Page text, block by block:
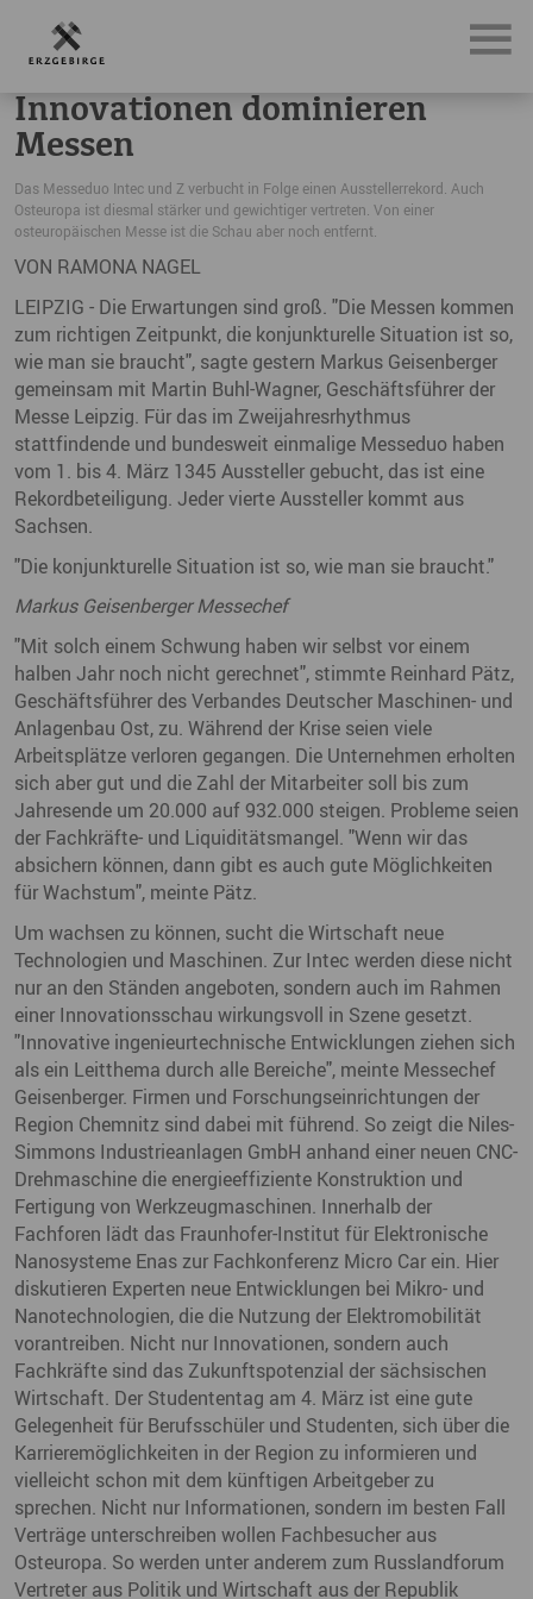
News, Neuigkeiten & Nachrichten aus dem Erzgebirge
Innovationen dominieren
Messen
Das Messeduo Intec und Z verbucht in Folge einen Ausstellerrekord. Auch
Osteuropa ist diesmal stärker und gewichtiger vertreten. Von einer
osteuropäischen Messe ist die Schau aber noch entfernt.
VON RAMONA NAGEL
LEIPZIG - Die Erwartungen sind groß. "Die Messen kommen
zum richtigen Zeitpunkt, die konjunkturelle Situation ist so,
wie man sie braucht", sagte gestern Markus Geisenberger
gemeinsam mit Martin Buhl-Wagner, Geschäftsführer der
Messe Leipzig. Für das im Zweijahresrhythmus
stattfindende und bundesweit einmalige Messeduo haben
vom 1. bis 4. März 1345 Aussteller gebucht, das ist eine
Rekordbeteiligung. Jeder vierte Aussteller kommt aus
Sachsen.
"Die konjunkturelle Situation ist so, wie man sie braucht."
Markus Geisenberger Messechef
"Mit solch einem Schwung haben wir selbst vor einem
halben Jahr noch nicht gerechnet", stimmte Reinhard Pätz,
Geschäftsführer des Verbandes Deutscher Maschinen- und
Anlagenbau Ost, zu. Während der Krise seien viele
Arbeitsplätze verloren gegangen. Die Unternehmen erholten
sich aber gut und die Zahl der Mitarbeiter soll bis zum
Jahresende um 20.000 auf 932.000 steigen. Probleme seien
der Fachkräfte- und Liquiditätsmangel. "Wenn wir das
absichern können, dann gibt es auch gute Möglichkeiten
für Wachstum", meinte Pätz.
Um wachsen zu können, sucht die Wirtschaft neue
Technologien und Maschinen. Zur Intec werden diese nicht
nur an den Ständen angeboten, sondern auch im Rahmen
einer Innovationsschau wirkungsvoll in Szene gesetzt.
"Innovative ingenieurtechnische Entwicklungen ziehen sich
als ein Leitthema durch alle Bereiche", meinte Messechef
Geisenberger. Firmen und Forschungseinrichtungen der
Region Chemnitz sind dabei mit führend. So zeigt die Niles-
Simmons Industrieanlagen GmbH anhand einer neuen CNC-
Drehmaschine die energieeffiziente Konstruktion und
Fertigung von Werkzeugmaschinen. Innerhalb der
Fachforen lädt das Fraunhofer-Institut für Elektronische
Nanosysteme Enas zur Fachkonferenz Micro Car ein. Hier
diskutieren Experten neue Entwicklungen bei Mikro- und
Nanotechnologien, die die Nutzung der Elektromobilität
vorantreiben. Nicht nur Innovationen, sondern auch
Fachkräfte sind das Zukunftspotenzial der sächsischen
Wirtschaft. Der Studententag am 4. März ist eine gute
Gelegenheit für Berufsschüler und Studenten, sich über die
Karrieremöglichkeiten in der Region zu informieren und
vielleicht schon mit dem künftigen Arbeitgeber zu
sprechen. Nicht nur Informationen, sondern im besten Fall
Verträge unterschreiben wollen Fachbesucher aus
Osteuropa. So werden unter anderem zum Russlandforum
Vertreter aus Politik und Wirtschaft aus der Republik